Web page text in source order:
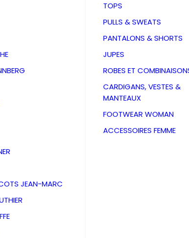
JEAN-MARC
TOPS
PULLS & SWEATS
PANTALONS & SHORTS
JUPES
ROBES ET
CARDIGANS, VESTES &
MANTEAUX
FOOTWEAR WOMAN
ACCESSOIRES FEMME
Jeans Clean
Vintage Dreams